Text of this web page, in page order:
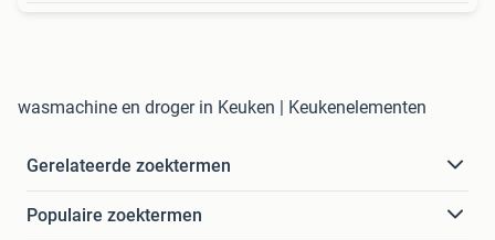
wasmachine en droger in Keuken | Keukenelementen
Gerelateerde zoektermen
Populaire zoektermen